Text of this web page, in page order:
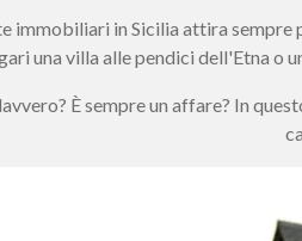
immobiliari in Sicilia attira
una villa alle pendici dell'Etna o
È sempre un affare? In